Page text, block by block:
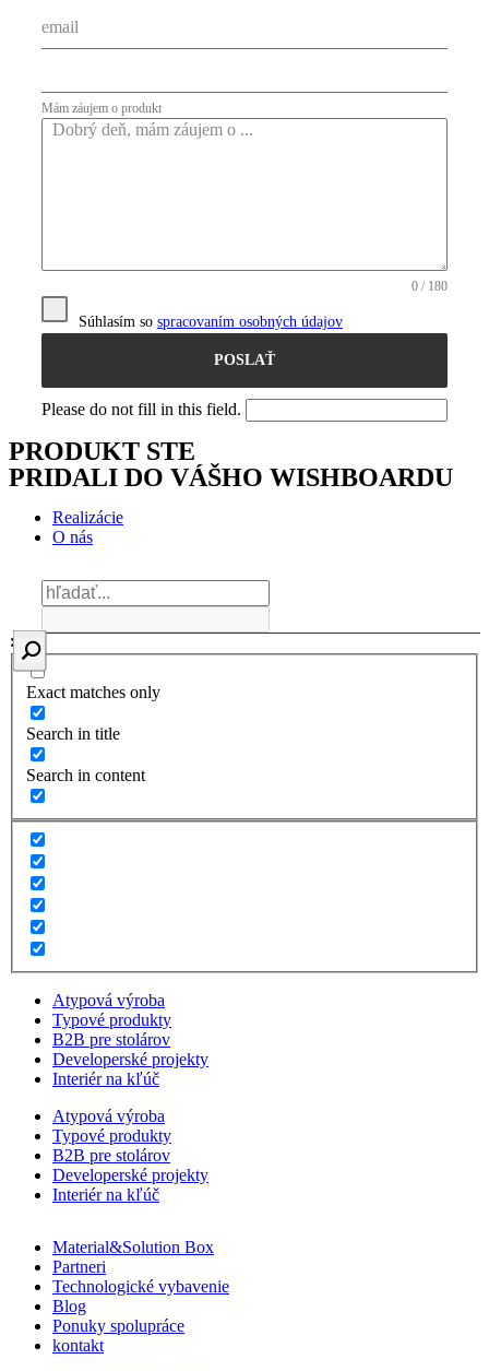
Mám záujem o produkt
0 / 180
Súhlasím so spracovaním osobných údajov
POSLAŤ
Please do not fill in this field.
PRODUKT STE
PRIDALI DO VÁŠHO WISHBOARDU
Realizácie
O nás
Exact matches only
Search in title
Search in content
Atypová výroba
Typové produkty
B2B pre stolárov
Developerské projekty
Interiér na kľúč
Atypová výroba
Typové produkty
B2B pre stolárov
Developerské projekty
Interiér na kľúč
Material&Solution Box
Partneri
Technologické vybavenie
Blog
Ponuky spolupráce
kontakt